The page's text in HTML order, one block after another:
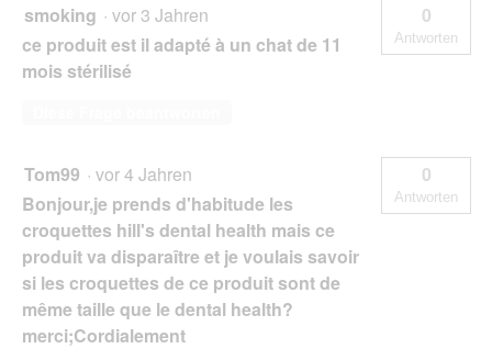
smoking · vor 3 Jahren
ce produit est il adapté à un chat de 11
mois stérilisé
0
Antworten
Tom99 · vor 4 Jahren
Bonjour,je prends d'habitude les
croquettes hill's dental health mais ce
produit va disparaître et je voulais savoir
si les croquettes de ce produit sont de
même taille que le dental health?
merci;Cordialement
0
Antworten